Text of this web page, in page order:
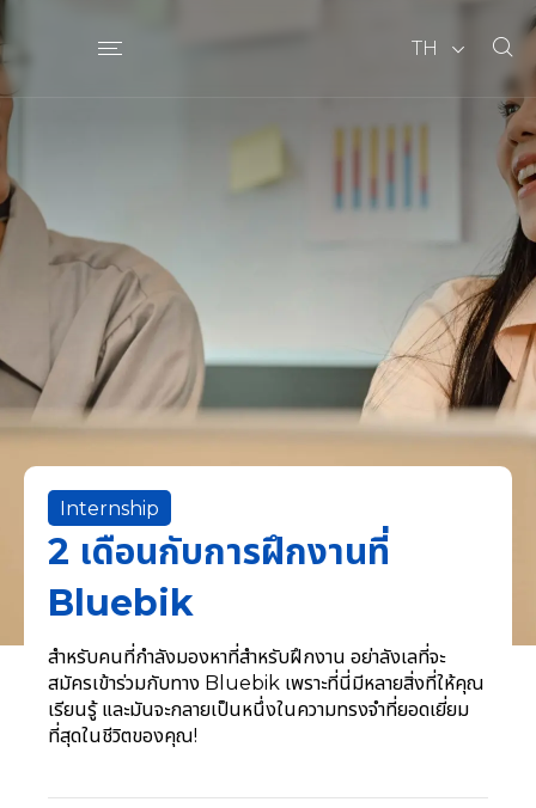
TH
Internship
2 เดือนกับการฝึกงานที่
Bluebik
สำหรับคนที่กำลังมองหาที่สำหรับฝึกงาน อย่าลังเลที่จะ
สมัครเข้าร่วมกับทาง Bluebik เพราะที่นี่มีหลายสิ่งที่ให้คุณ
เรียนรู้ และมันจะกลายเป็นหนึ่งในความทรงจำที่ยอดเยี่ยม
ที่สุดในชีวิตของคุณ!